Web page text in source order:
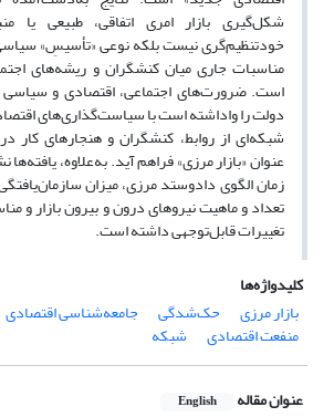
شکل‌گیری بازار امری اتفاقی، طبیعی یا
خودتنظیم‌گری نیست بلکه نوعی «تأسیسِ»
مناسبات جاری میان کنشگران و ریشه‌های
است. ضرورت‌های اجتماعی، اقتصادی و سیاسی
دولت را واداشته است با سیاست‌گذاری‌های
شبکه‌ای از روابط، کنشگران و هنجارهای کار
عنوان «بازار مرزی» فراهم آید. به‌علاوه،
زمان الگوی دادوستد مرزی، میزان
تعداد و ماهیت نیروهای درون و بیرون بازار و
تغییرات قابل‌توجهی داشته است.
کلیدواژه‌ها
بازار مرزی
حک‌شدگی جامعه‌شناسی اقتصادی
منفعت اقتصادی شبکه
عنوان مقاله English